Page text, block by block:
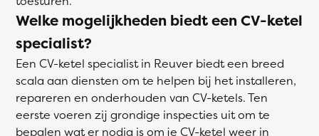
Welke mogelijkheden biedt een CV-ketel
specialist?
Een CV-ketel specialist in Reuver biedt een breed
scala aan diensten om te helpen bij het installeren,
repareren en onderhouden van CV-ketels. Ten
eerste voeren zij grondige inspecties uit om te
bepalen wat er nodig is om je CV-ketel weer in